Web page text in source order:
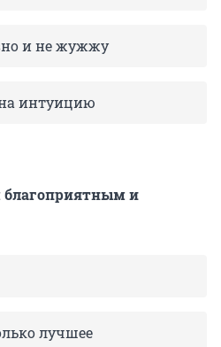
и не жужжу
интуицию
благоприятным и
лучшее